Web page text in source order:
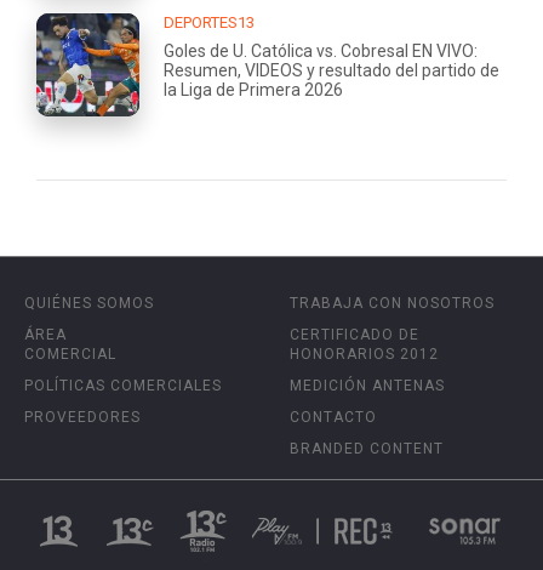
DEPORTES13
Goles de U. Católica vs. Cobresal EN VIVO:
Resumen, VIDEOS y resultado del partido de
la Liga de Primera 2026
QUIÉNES SOMOS
ÁREA
COMERCIAL
POLÍTICAS COMERCIALES
PROVEEDORES
TRABAJA CON NOSOTROS
CERTIFICADO DE
HONORARIOS 2012
MEDICIÓN ANTENAS
CONTACTO
BRANDED CONTENT